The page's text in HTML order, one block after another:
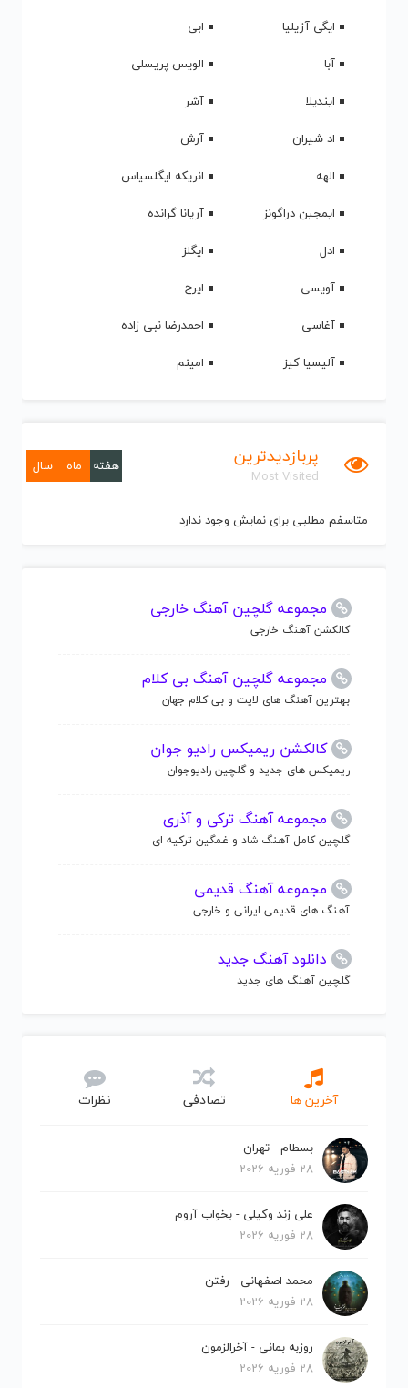
ایگی آزیلیا
ابی
آبا
الویس پریسلی
ایندیلا
آشر
اد شیران
آرش
الهه
انریکه ایگلسیاس
ایمجین دراگونز
آریانا گرانده
ادل
ایگلز
آویسی
ایرج
آغاسی
احمدرضا نبی زاده
آلیسیا کیز
امینم
پربازدیدترین
Most Visited
هفته ماه سال
متاسفم مطلبی برای نمایش وجود ندارد
مجموعه گلچین آهنگ خارجی
کالکشن آهنگ خارجی
مجموعه گلچین آهنگ بی کلام
بهترین آهنگ های لایت و بی کلام جهان
کالکشن ریمیکس رادیو جوان
ریمیکس های جدید و گلچین رادیوجوان
مجموعه آهنگ ترکی و آذری
گلچین کامل آهنگ شاد و غمگین ترکیه ای
مجموعه آهنگ قدیمی
آهنگ های قدیمی ایرانی و خارجی
دانلود آهنگ جدید
گلچین آهنگ های جدید
آخرین ها تصادفی نظرات
بسطام - تهران
28 فوریه 2026
علی زند وکیلی - بخواب آروم
28 فوریه 2026
محمد اصفهانی - رفتن
28 فوریه 2026
روزبه بمانی - آخرالزمون
28 فوریه 2026